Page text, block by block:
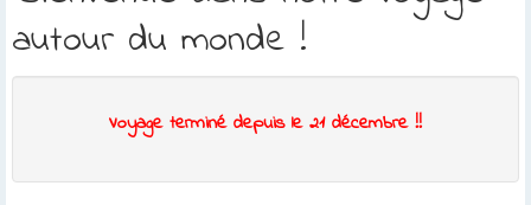
autour du monde !
Voyage terminé depuis le 21 décembre !!